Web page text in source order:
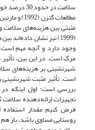
سلامت در حدود 30 درصد خواهد شد.
مثبتی بین هزینه‌های سلامت
(1999) نیز نشان
وجود دارد و آنچه مهم
مرگ است. در این بین،
شهرنشینی بر هزینه‌های
است. تأثیر مثبت شهرنشینی
بررسی است: اول اینکه
تجهیزات ارائه‌دهنده سلامت
فرض کنیم مقدار
روستایی مساوی باشد، باز